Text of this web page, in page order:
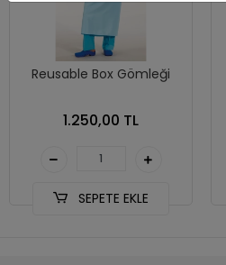
Reusable Box Gömleği
1.250,00 TL
SEPETE EKLE